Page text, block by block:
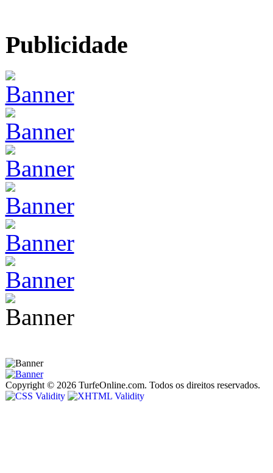
Publicidade
Copyright © 2026 TurfeOnline.com. Todos os direitos reservados.